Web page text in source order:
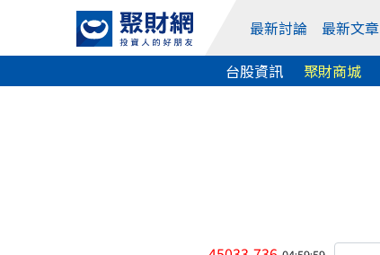
最新討論 最新文章
台股資訊
聚財商城